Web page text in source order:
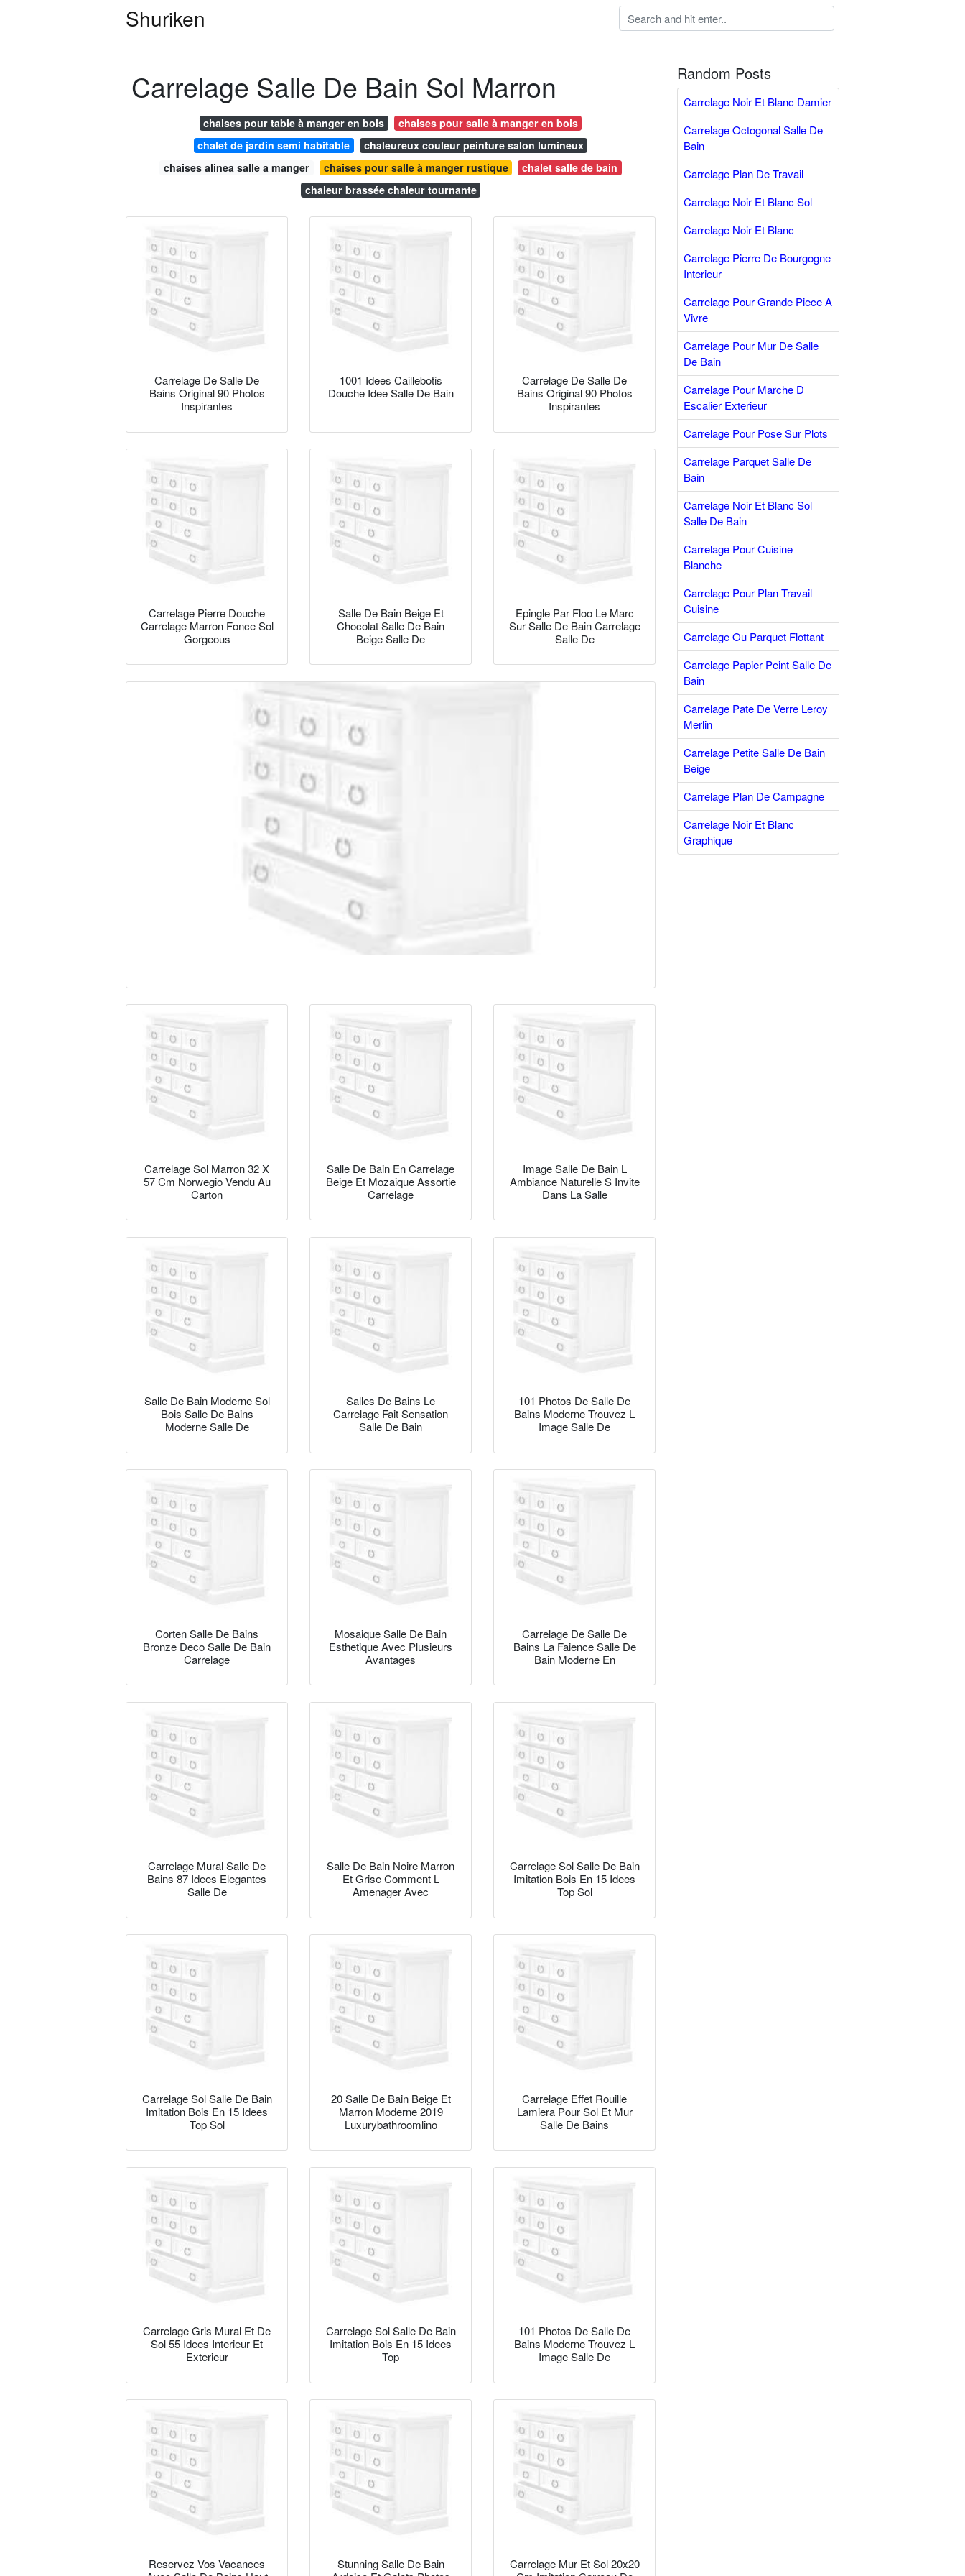
Shuriken
Carrelage Salle De Bain Sol Marron
chaises pour table à manger en bois
chaises pour salle à manger en bois
chalet de jardin semi habitable
chaleureux couleur peinture salon lumineux
chaises alinea salle a manger
chaises pour salle à manger rustique
chalet salle de bain
chaleur brassée chaleur tournante
Carrelage De Salle De
Bains Original 90 Photos
Inspirantes
1001 Idees Caillebotis
Douche Idee Salle De Bain
Carrelage De Salle De
Bains Original 90 Photos
Inspirantes
Carrelage Pierre Douche
Carrelage Marron Fonce Sol
Gorgeous
Salle De Bain Beige Et
Chocolat Salle De Bain
Beige Salle De
Epingle Par Floo Le Marc
Sur Salle De Bain Carrelage
Salle De
Carrelage Sol Marron 32 X
57 Cm Norwegio Vendu Au
Carton
Salle De Bain En Carrelage
Beige Et Mozaique Assortie
Carrelage
Image Salle De Bain L
Ambiance Naturelle S Invite
Dans La Salle
Salle De Bain Moderne Sol
Bois Salle De Bains
Moderne Salle De
Salles De Bains Le
Carrelage Fait Sensation
Salle De Bain
101 Photos De Salle De
Bains Moderne Trouvez L
Image Salle De
Corten Salle De Bains
Bronze Deco Salle De Bain
Carrelage
Mosaique Salle De Bain
Esthetique Avec Plusieurs
Avantages
Carrelage De Salle De
Bains La Faience Salle De
Bain Moderne En
Carrelage Mural Salle De
Bains 87 Idees Elegantes
Salle De
Salle De Bain Noire Marron
Et Grise Comment L
Amenager Avec
Carrelage Sol Salle De Bain
Imitation Bois En 15 Idees
Top Sol
Carrelage Sol Salle De Bain
Imitation Bois En 15 Idees
Top Sol
20 Salle De Bain Beige Et
Marron Moderne 2019
Luxurybathroomlino
Carrelage Effet Rouille
Lamiera Pour Sol Et Mur
Salle De Bains
Carrelage Gris Mural Et De
Sol 55 Idees Interieur Et
Exterieur
Carrelage Sol Salle De Bain
Imitation Bois En 15 Idees
Top
101 Photos De Salle De
Bains Moderne Trouvez L
Image Salle De
Reservez Vos Vacances
Stunning Salle De Bain
Carrelage Mur Et Sol 20x20
Random Posts
Carrelage Noir Et Blanc Damier
Carrelage Octogonal Salle De
Bain
Carrelage Plan De Travail
Carrelage Noir Et Blanc Sol
Carrelage Noir Et Blanc
Carrelage Pierre De Bourgogne
Interieur
Carrelage Pour Grande Piece A
Vivre
Carrelage Pour Mur De Salle
De Bain
Carrelage Pour Marche D
Escalier Exterieur
Carrelage Pour Pose Sur Plots
Carrelage Parquet Salle De
Bain
Carrelage Noir Et Blanc Sol
Salle De Bain
Carrelage Pour Cuisine
Blanche
Carrelage Pour Plan Travail
Cuisine
Carrelage Ou Parquet Flottant
Carrelage Papier Peint Salle De
Bain
Carrelage Pate De Verre Leroy
Merlin
Carrelage Petite Salle De Bain
Beige
Carrelage Plan De Campagne
Carrelage Noir Et Blanc
Graphique